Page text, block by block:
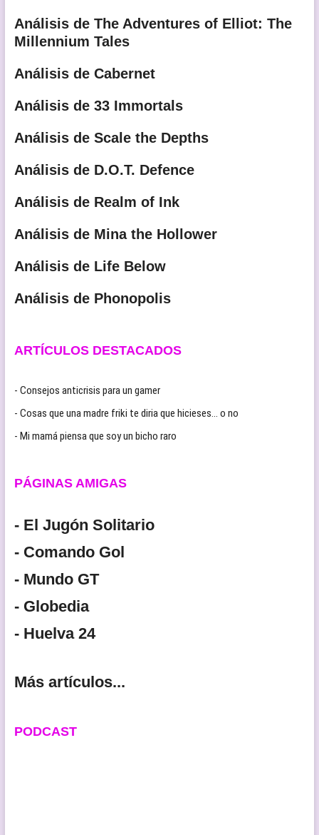
Análisis de The Adventures of Elliot: The
Millennium Tales
Análisis de Cabernet
Análisis de 33 Immortals
Análisis de Scale the Depths
Análisis de D.O.T. Defence
Análisis de Realm of Ink
Análisis de Mina the Hollower
Análisis de Life Below
Análisis de Phonopolis
ARTÍCULOS DESTACADOS
- Consejos anticrisis para un gamer
- Cosas que una madre friki te diria que hicieses… o no
- Mi mamá piensa que soy un bicho raro
PÁGINAS AMIGAS
- El Jugón Solitario
- Comando Gol
- Mundo GT
- Globedia
- Huelva 24
Más artículos...
PODCAST